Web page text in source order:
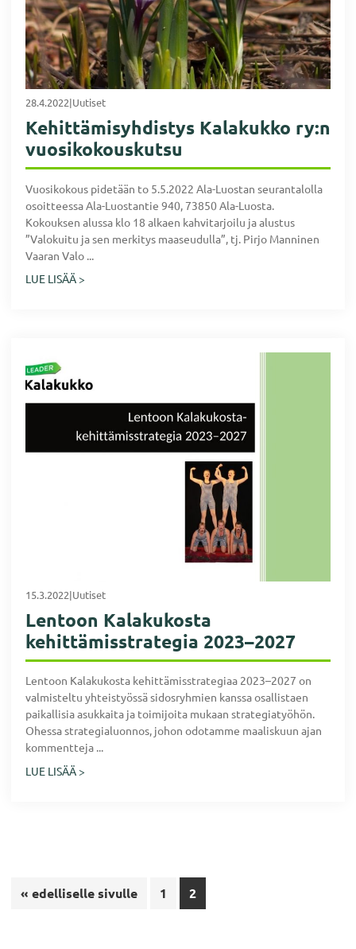
28.4.2022|Uutiset
Kehittämisyhdistys Kalakukko ry:n
vuosikokouskutsu
Vuosikokous pidetään to 5.5.2022 Ala-Luostan seurantalolla
osoitteessa Ala-Luostantie 940, 73850 Ala-Luosta.
Kokouksen alussa klo 18 alkaen kahvitarjoilu ja alustus
”Valokuitu ja sen merkitys maaseudulla”, tj. Pirjo Manninen
Vaaran Valo ...
LUE LISÄÄ >
15.3.2022|Uutiset
Lentoon Kalakukosta
kehittämisstrategia 2023–2027
Lentoon Kalakukosta kehittämisstrategiaa 2023–2027 on
valmisteltu yhteistyössä sidosryhmien kanssa osallistaen
paikallisia asukkaita ja toimijoita mukaan strategiatyöhön.
Ohessa strategialuonnos, johon odotamme maaliskuun ajan
kommentteja ...
LUE LISÄÄ >
« Siirry
edelliselle sivulle Sivu
1 Sivu
2